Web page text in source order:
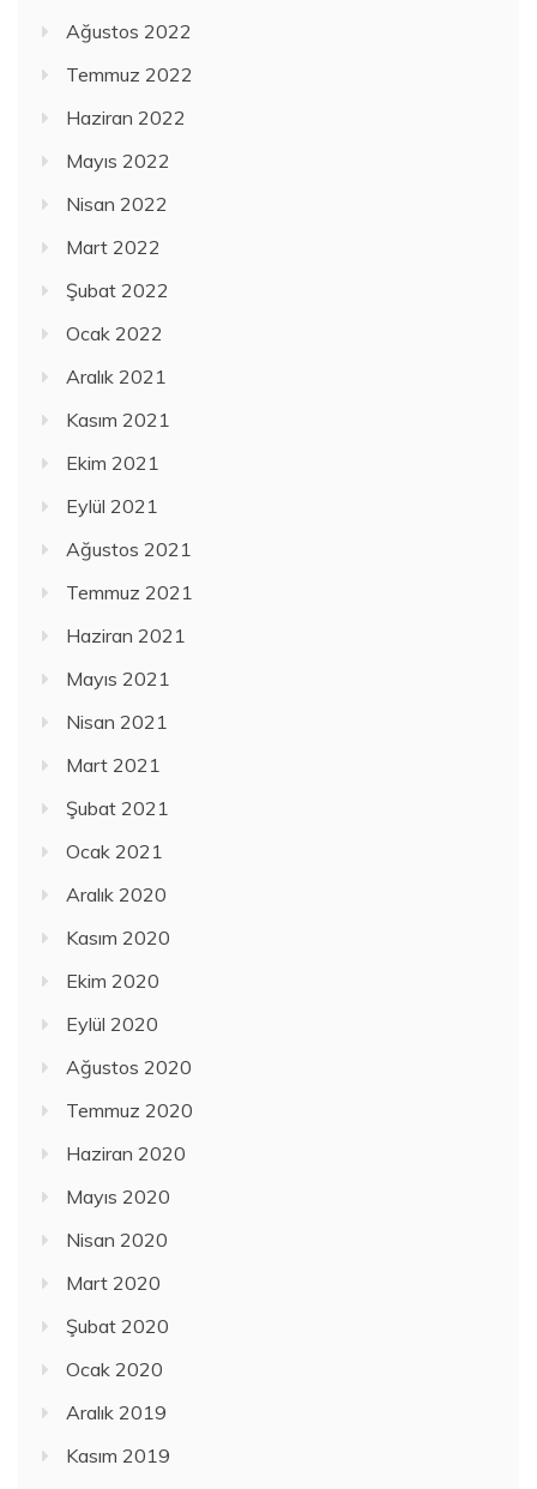
Ağustos 2022
Temmuz 2022
Haziran 2022
Mayıs 2022
Nisan 2022
Mart 2022
Şubat 2022
Ocak 2022
Aralık 2021
Kasım 2021
Ekim 2021
Eylül 2021
Ağustos 2021
Temmuz 2021
Haziran 2021
Mayıs 2021
Nisan 2021
Mart 2021
Şubat 2021
Ocak 2021
Aralık 2020
Kasım 2020
Ekim 2020
Eylül 2020
Ağustos 2020
Temmuz 2020
Haziran 2020
Mayıs 2020
Nisan 2020
Mart 2020
Şubat 2020
Ocak 2020
Aralık 2019
Kasım 2019